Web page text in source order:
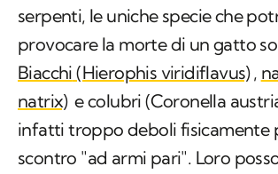
serpenti, le uniche specie che
provocare la morte di un gatto
Biacchi (Hierophis viridiflavus),
natrix) e colubri (Coronella
infatti troppo deboli fisicamente
scontro "ad armi pari". Loro